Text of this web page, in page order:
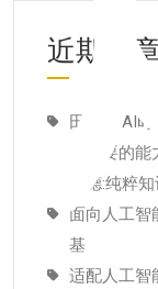
近期文
田志刚:AI
最需要的能
康德:纯粹
面向人工智
基
适配人工智